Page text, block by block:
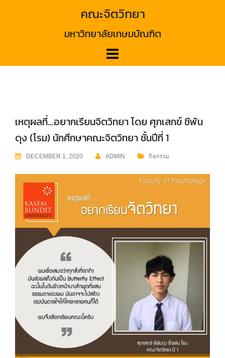
คณะจิตวิทยา
มหาวิทยาลัยเกษมบัณฑิต
เหตุผลที่…อยากเรียนจิตวิทยา โดย ศุภเสกข์ ชีพัน
ดุง (โรม) นักศึกษาคณะจิตวิทยา ชั้นปีที่ 1
DECEMBER 1, 2020 ADMIN กิจกรรม